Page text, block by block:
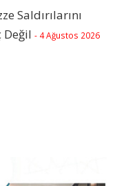
Saldırılarını
Değil - 4 Ağustos 2026